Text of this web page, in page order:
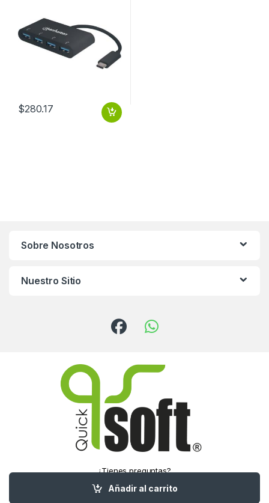
Añadir al carrito
$280.17
Sobre Nosotros
Nuestro Sitio
¿Tienes preguntas?
(55) 5016-1321